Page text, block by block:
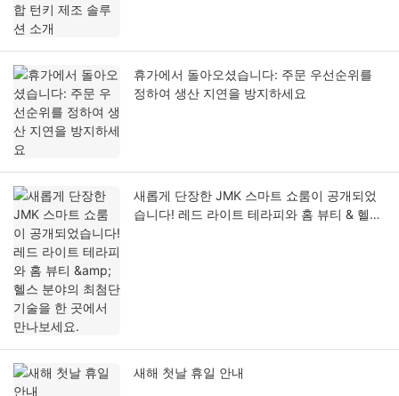
휴가에서 돌아오셨습니다: 주문 우선순위를
정하여 생산 지연을 방지하세요
새롭게 단장한 JMK 스마트 쇼룸이 공개되었
습니다! 레드 라이트 테라피와 홈 뷰티 & 헬스
새해 첫날 휴일 안내